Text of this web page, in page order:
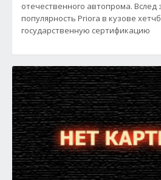
отечественного автопрома.
популярность Priora в кузове
государственную сертификацию